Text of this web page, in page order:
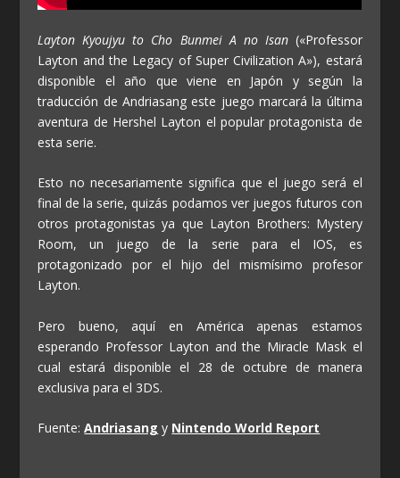
Layton Kyoujyu to Cho Bunmei A no Isan(«Professor
Layton and the Legacy of Super Civilization A»), estará
disponible el año que viene en Japón y según la
traducción de Andriasang este juego marcará la última
aventura de Hershel Layton el popular protagonista de
esta serie.
Esto no necesariamente significa que el juego será el
final de la serie, quizás podamos ver juegos futuros con
otros protagonistas ya que Layton Brothers: Mystery
Room, un juego de la serie para el IOS, es
protagonizado por el hijo del mismísimo profesor
Layton.
Pero bueno, aquí en América apenas estamos
esperando Professor Layton and the Miracle Mask el
cual estará disponible el 28 de octubre de manera
exclusiva para el 3DS.
Fuente:Andriasang y Nintendo World Report